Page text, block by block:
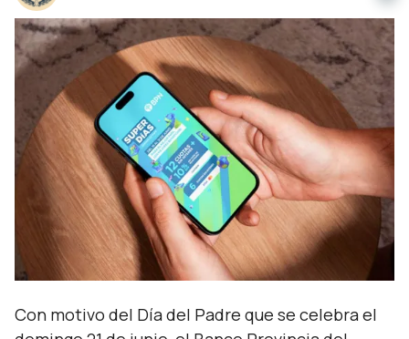
Con motivo del Día del Padre que se celebra el